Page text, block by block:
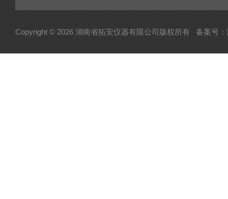
Copyright © 2026 湖南省拓安仪器有限公司版权所有 备案号